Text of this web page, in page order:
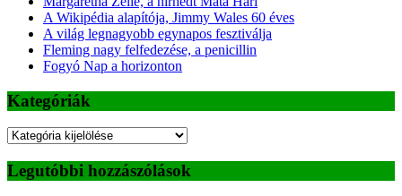
A Wikipédia alapítója, Jimmy Wales 60 éves
A világ legnagyobb egynapos fesztiválja
Fleming nagy felfedezése, a penicillin
Fogyó Nap a horizonton
Kategóriák
Kategóriák
Legutóbbi hozzászólások